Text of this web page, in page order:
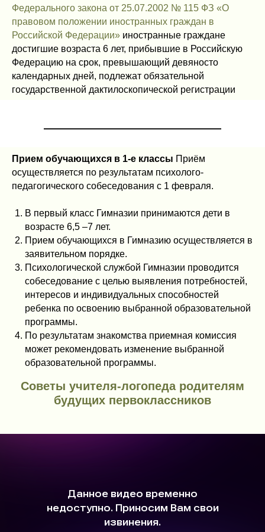
Федерального закона от 25.07.2002 № 115 ФЗ «О
правовом положении иностранных граждан в
Российской Федерации» иностранные граждане
достигшие возраста 6 лет, прибывшие в Российскую
Федерацию на срок, превышающий девяносто
календарных дней, подлежат обязательной
государственной дактилоскопической регистрации
Прием обучающихся в 1-е классы Приём
осуществляется по результатам психолого-
педагогического собеседования с 1 февраля.
В первый класс Гимназии принимаются дети в
возрасте 6,5 –7 лет.
Прием обучающихся в Гимназию осуществляется в
заявительном порядке.
Психологической службой Гимназии проводится
собеседование с целью выявления потребностей,
интересов и индивидуальных способностей
ребенка по освоению выбранной образовательной
программы.
По результатам знакомства приемная комиссия
может рекомендовать изменение выбранной
образовательной программы.
Советы учителя-логопеда родителям
будущих первоклассников